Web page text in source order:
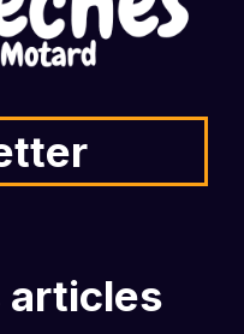
articles